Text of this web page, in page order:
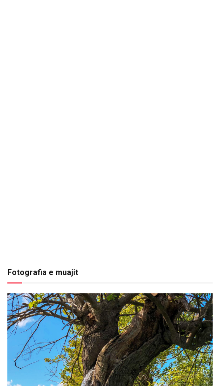
Fotografia e muajit